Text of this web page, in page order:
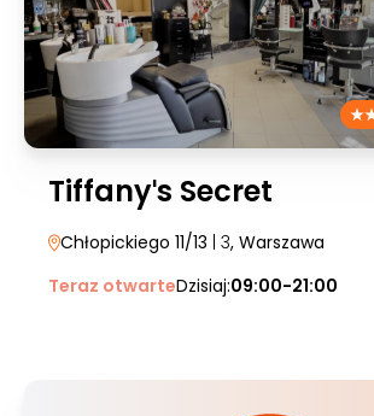
Tiffanyˈs Secret
Chłopickiego 11/13 | 3, Warszawa
Teraz otwarteDzisiaj:09:00-21:00